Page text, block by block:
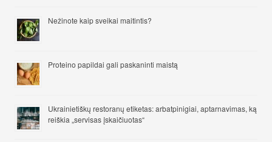
Nežinote kaip sveikai maitintis?
Proteino papildai gali paskaninti maistą
Ukrainietiškų restoranų etiketas: arbatpinigiai, aptarnavimas, ką
reiškia „servisas įskaičiuotas“